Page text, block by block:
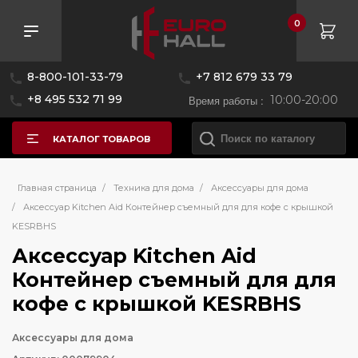
8-800-101-33-79
+7 812 679 33 79
+8 495 532 71 99
Время работы : 10:00-20:00
0
КАТАЛОГ ТОВАРОВ
Главная страница / Техника для дома /
Аксессуары для дома
/
Аксессуар Kitchen Aid Контейнер съемный для для кофе с крышкой
KESRBHS
Аксессуар Kitchen Aid
Контейнер съемный для для
кофе с крышкой KESRBHS
Аксессуары для дома